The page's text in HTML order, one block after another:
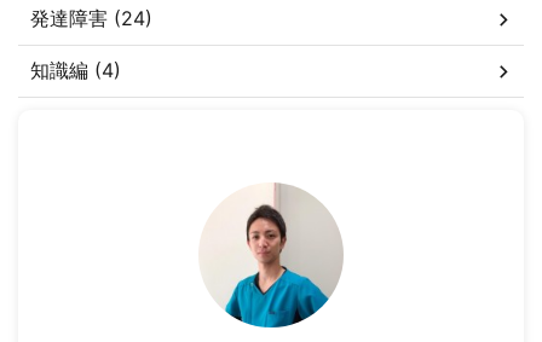
発達障害 (24)
知識編 (4)